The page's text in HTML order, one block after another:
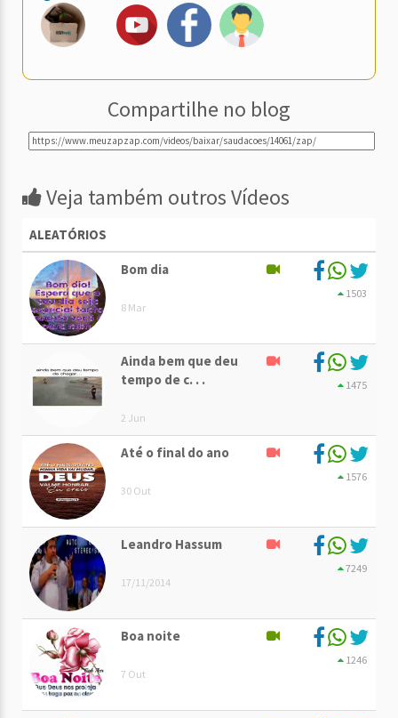
Compartilhe no blog
Veja também outros Vídeos
ALEATÓRIOS
Bom dia
8 Mar
1503
Ainda bem que deu
tempo de c. . .
2 Jun
1475
Até o final do ano
30 Out
1576
Leandro Hassum
17/11/2014
7249
Boa noite
7 Out
1246